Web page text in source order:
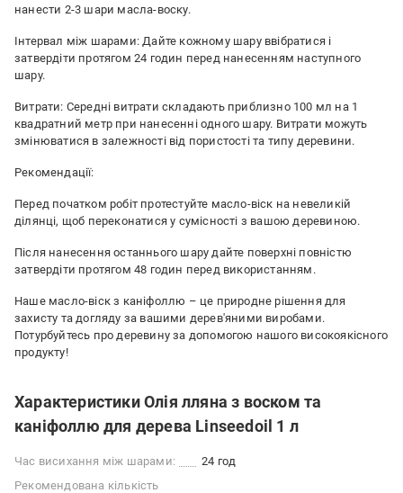
нанести 2-3 шари масла-воску.
Інтервал між шарами: Дайте кожному шару ввібратися і
затвердіти протягом 24 годин перед нанесенням наступного
шару.
Витрати: Середні витрати складають приблизно 100 мл на 1
квадратний метр при нанесенні одного шару. Витрати можуть
змінюватися в залежності від пористості та типу деревини.
Рекомендації:
Перед початком робіт протестуйте масло-віск на невеликій
ділянці, щоб переконатися у сумісності з вашою деревиною.
Після нанесення останнього шару дайте поверхні повністю
затвердіти протягом 48 годин перед використанням.
Наше масло-віск з каніфоллю – це природне рішення для
захисту та догляду за вашими дерев'яними виробами.
Потурбуйтесь про деревину за допомогою нашого високоякісного
продукту!
Характеристики Олія лляна з воском та
каніфоллю для дерева Linseedoil 1 л
Час висихання між шарами:
24 год
Рекомендована кількість